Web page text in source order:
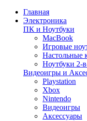
Главная
Электроника
ПК и Ноутбуки
MacBook
Игровые
Настольные
Ноутбуки 2-
Видеоигры и
Playstation
Xbox
Nintendo
Видеоигры
Аксессуары